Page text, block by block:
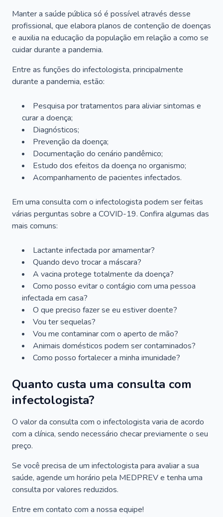
Manter a saúde pública só é possível através desse
profissional, que elabora planos de contenção de doenças
e auxilia na educação da população em relação a como se
cuidar durante a pandemia.
Entre as funções do infectologista, principalmente
durante a pandemia, estão:
Pesquisa por tratamentos para aliviar sintomas e
curar a doença;
Diagnósticos;
Prevenção da doença;
Documentação do cenário pandêmico;
Estudo dos efeitos da doença no organismo;
Acompanhamento de pacientes infectados.
Em uma consulta com o infectologista podem ser feitas
várias perguntas sobre a COVID-19. Confira algumas das
mais comuns:
Lactante infectada por amamentar?
Quando devo trocar a máscara?
A vacina protege totalmente da doença?
Como posso evitar o contágio com uma pessoa
infectada em casa?
O que preciso fazer se eu estiver doente?
Vou ter sequelas?
Vou me contaminar com o aperto de mão?
Animais domésticos podem ser contaminados?
Como posso fortalecer a minha imunidade?
Quanto custa uma consulta com
infectologista?
O valor da consulta com o infectologista varia de acordo
com a clínica, sendo necessário checar previamente o seu
preço.
Se você precisa de um infectologista para avaliar a sua
saúde, agende um horário pela MEDPREV e tenha uma
consulta por valores reduzidos.
Entre em contato com a nossa equipe!